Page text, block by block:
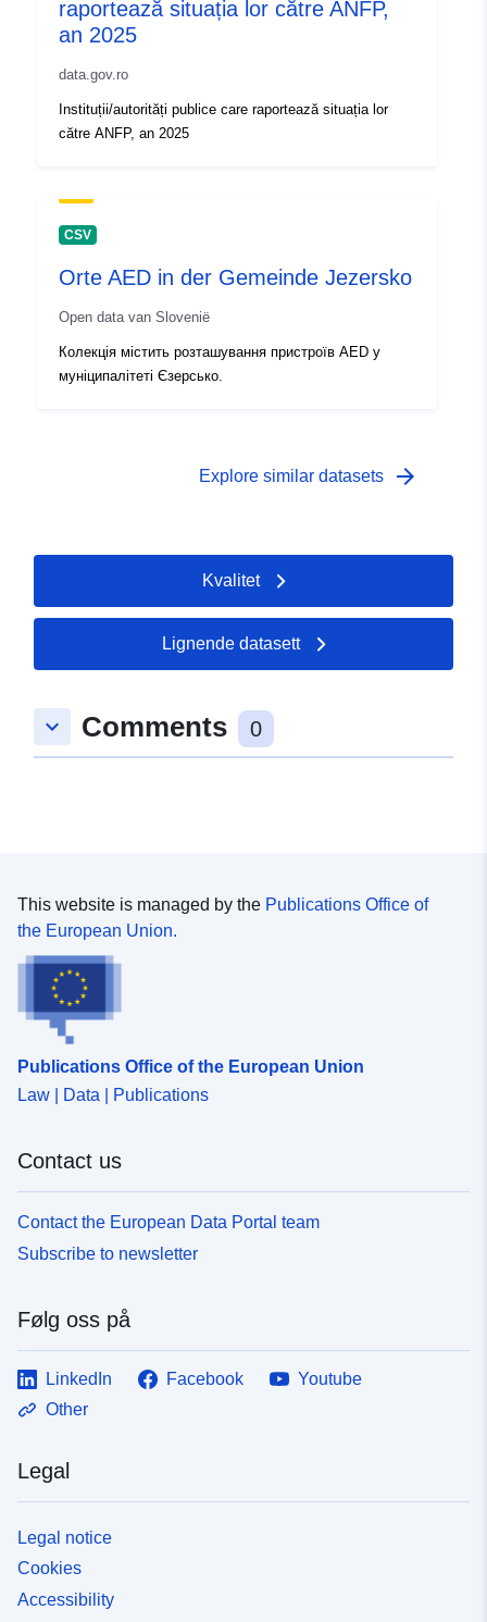
isitet:
coverage:
raportează situația lor către ANFP,
an 2025
data.gov.ro
Instituții/autorități publice care raportează situația lor
către ANFP, an 2025
CSV
Orte AED in der Gemeinde Jezersko
Open data van Slovenië
Колекція містить розташування пристроїв AED у
муніципалітеті Єзерсько.
Explore similar datasets arrow_forward
Kvalitet
Lignende datasett
keyboard_arrow_down Comments 0
This website is managed by the Publications Office of
the European Union.
Publications Office of the European Union
Law | Data | Publications
Contact us
Contact the European Data Portal team
Subscribe to newsletter
Følg oss på
LinkedIn Facebook
Youtube
Other
Legal
Legal notice
Cookies
Accessibility